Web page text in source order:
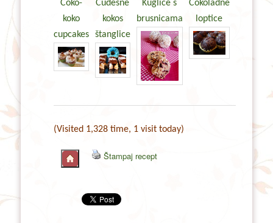
Čoko-
koko
cupcakes
Čudesne
kokos
štanglice
Kuglice s
brusnicama
Čokoladne
loptice
(Visited 1,328 time, 1 visit today)
Štampaj recept